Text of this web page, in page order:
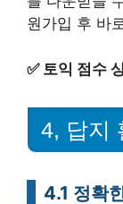
원가입 후 바
✅ 토익 점수
4, 답지
4.1 정확